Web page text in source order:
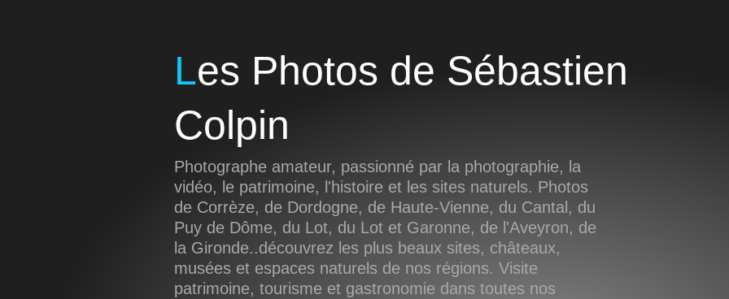
Les Photos de Sébastien
Colpin
Photographe amateur, passionné par la photographie, la
vidéo, le patrimoine, l'histoire et les sites naturels. Photos
de Corrèze, de Dordogne, de Haute-Vienne, du Cantal, du
Puy de Dôme, du Lot, du Lot et Garonne, de l'Aveyron, de
la Gironde..découvrez les plus beaux sites, châteaux,
musées et espaces naturels de nos régions. Visite
patrimoine, tourisme et gastronomie dans toutes nos